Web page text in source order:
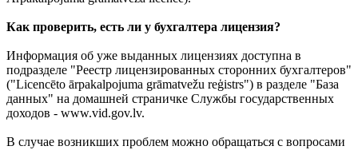
Как проверить, есть ли у бухгалтера лицензия?
Информация об уже выданных лицензиях доступна в
подразделе "Реестр лицензированных сторонних бухгалтеров"
("Licencēto ārpakalpojuma grāmatvežu reģistrs") в разделе "База
данных" на домашней страничке Службы государственных
доходов - www.vid.gov.lv.
В случае возникших проблем можно обращаться с вопросами